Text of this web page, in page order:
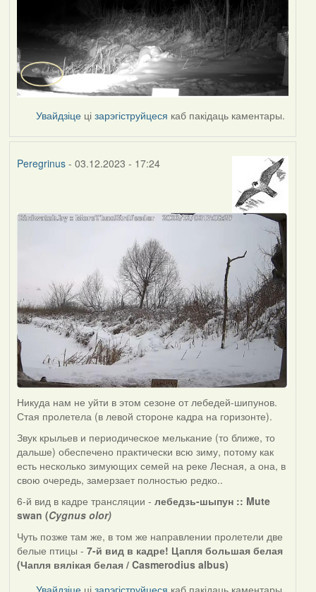
Увайдзіце цізарэгіструйцеся каб пакідаць каментары.
Peregrinus- 03.12.2023 - 17:24
Никуда нам не уйти в этом сезоне от лебедей-шипунов.
Стая пролетела (в левой стороне кадра на горизонте).
Звук крыльев и периодическое мелькание (то ближе, то
дальше) обеспечено практически всю зиму, потому как
есть несколько зимующих семей на реке Лесная, а она, в
свою очередь, замерзает полностью редко..
6-й вид в кадре трансляции - лебедзь-шыпун :: Mute
swan (Cygnus olor)
Чуть позже там же, в том же направлении пролетели две
белые птицы - 7-й вид в кадре! Цапля большая белая
(Чапля вялікая белая / Casmerodius albus)
Увайдзіце цізарэгіструйцеся каб пакідаць каментары.